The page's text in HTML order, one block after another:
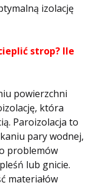
izolację
strop? Ile
powierzchni
która
Paroizolacja to
pary wodnej,
problemów
lub gnicie.
materiałów